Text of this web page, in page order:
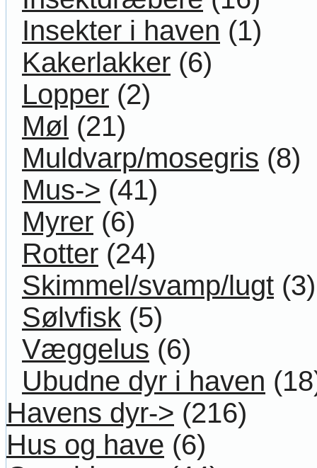
Insekter i haven (1)
Kakerlakker (6)
Lopper (2)
Møl (21)
Muldvarp/mosegris (8)
Mus-> (41)
Myrer (6)
Rotter (24)
Skimmel/svamp/lugt (3)
Sølvfisk (5)
Væggelus (6)
Ubudne dyr i haven
Havens dyr-> (216)
Hus og have (6)